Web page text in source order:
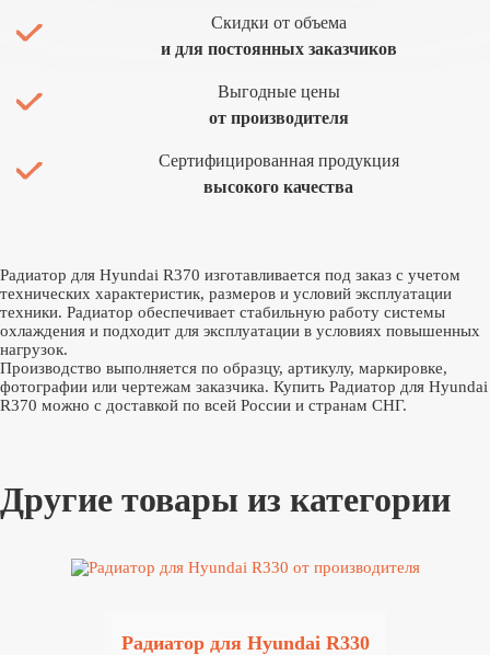
Скидки от объема
и для постоянных заказчиков
Выгодные цены
от производителя
Сертифицированная продукция
высокого качества
Радиатор для Hyundai R370 изготавливается под заказ с учетом
технических характеристик, размеров и условий эксплуатации
техники. Радиатор обеспечивает стабильную работу системы
охлаждения и подходит для эксплуатации в условиях повышенных
нагрузок.
Производство выполняется по образцу, артикулу, маркировке,
фотографии или чертежам заказчика. Купить Радиатор для Hyundai
R370 можно с доставкой по всей России и странам СНГ.
Другие товары из категории
Радиатор для Hyundai R330